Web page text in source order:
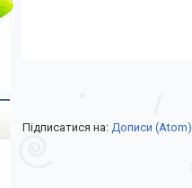
Підписатися на: Дописи (Atom)